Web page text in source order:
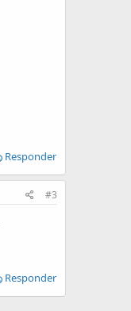
Responder
#3
Responder